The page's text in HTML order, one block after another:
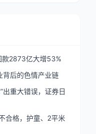
告：销售3153亿增长12% 回款2873亿大增53%
背后的色情产业链
出重大错误，证券日
合格，护童、2平米